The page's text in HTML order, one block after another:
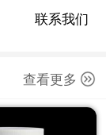
联系我们
查看更多